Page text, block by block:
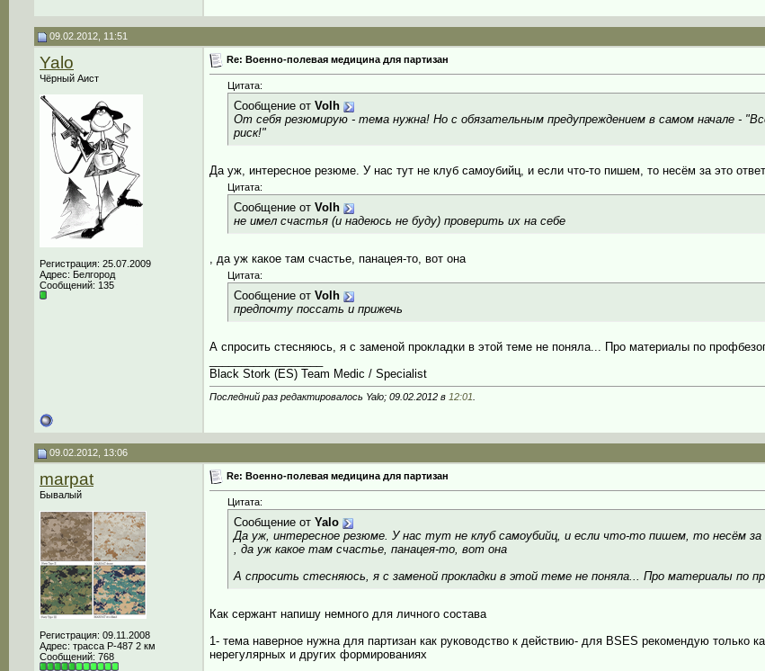
09.02.2012, 11:51
Yalo
Чёрный Аист
Регистрация: 25.07.2009
Адрес: Белгород
Сообщений: 135
Re: Военно-полевая медицина для партизан
Цитата:
Сообщение от Volh
От себя резюмирую - тема нужна! Но с обязательным предупреждением в самом начале -
риск!"
Да уж, интересное резюме. У нас тут не клуб самоубийц, и если что-то пишем, то несём за это
Цитата:
Сообщение от Volh
не имел счастья (и надеюсь не буду) проверить их на себе
, да уж какое там счастье, панацея-то, вот она
Цитата:
Сообщение от Volh
предпочту поссать и прижечь
А спросить стесняюсь, я с заменой прокладки в этой теме не поняла... Про материалы по
Black Stork (ES) Team Medic / Specialist
Последний раз редактировалось Yalo; 09.02.2012 в 12:01
09.02.2012, 13:06
marpat
Бывалый
Регистрация: 09.11.2008
Адрес: трасса Р-487 2 км
Сообщений: 768
Re: Военно-полевая медицина для партизан
Цитата:
Сообщение от Yalo
Да уж, интересное резюме. У нас тут не клуб самоубийц, и если что-то пишем, то несём
, да уж какое там счастье, панацея-то, вот она
А спросить стесняюсь, я с заменой прокладки в этой теме не поняла... Про материалы по
Как сержант напишу немного для личного состава
1- тема наверное нужна для партизан как руководство к действию- для BSES рекомендую
нерегулярных и других формированиях